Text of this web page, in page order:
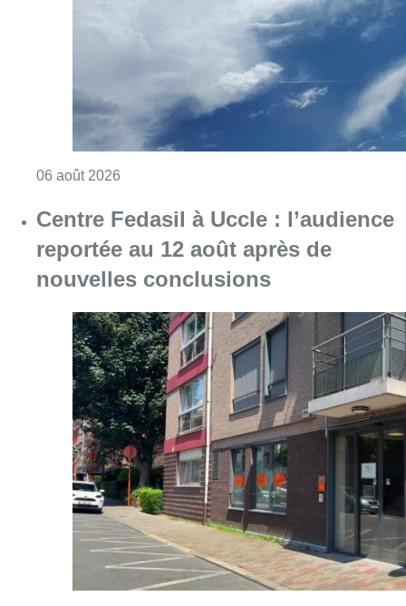
06 août 2026
Centre Fedasil à Uccle : l’audience
reportée au 12 août après de
nouvelles conclusions